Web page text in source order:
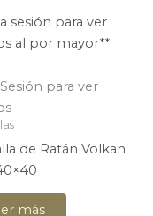
sesión para ver
al por mayor**
Sesión para ver
de Ratán Volkan
más